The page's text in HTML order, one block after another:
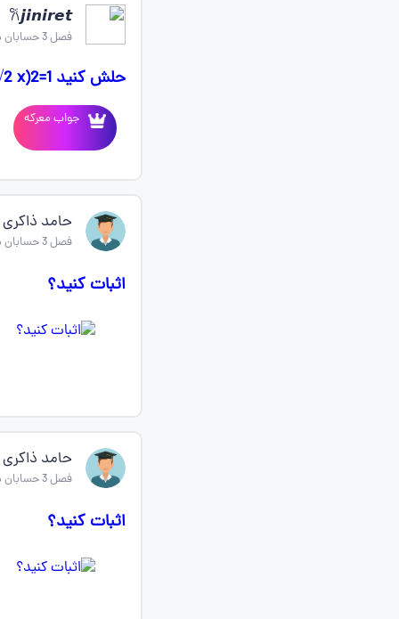
𐙚𝙟𝙞𝙣𝙞𝙧𝙚𝙩
فصل 3 حسابان دوازدهم
حلش کنید x2+(y_3√2 x)2=1
جواب معرکه
حامد ذاکری
فصل 3 حسابان دوازدهم
اثبات کنید؟
حامد ذاکری
فصل 3 حسابان دوازدهم
اثبات کنید؟